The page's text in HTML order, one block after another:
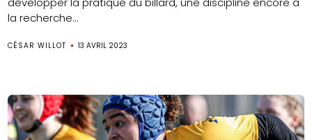
la recherche...
CÉSAR WILLOT 13 AVRIL 2023